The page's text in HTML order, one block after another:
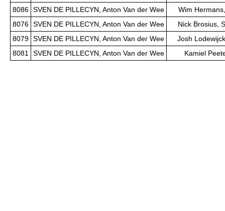
8086 SVEN DE PILLECYN, Anton Van der Wee
Wim
8076 SVEN DE PILLECYN, Anton Van der Wee
Nick Brosius,
8079 SVEN DE PILLECYN, Anton Van der Wee
Josh
8081 SVEN DE PILLECYN, Anton Van der Wee Kamiel